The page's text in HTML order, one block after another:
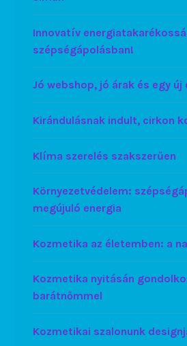
Innovatív
szépségápolásban!
Jó webshop, jó árak és egy
Kirándulásnak indult, cirkon
Klíma szerelés szakszerűen
Környezetvédelem:
megújuló energia
Kozmetika az életemben: a
Kozmetika nyitásán
barátnőmmel
Kozmetikai szalonunk